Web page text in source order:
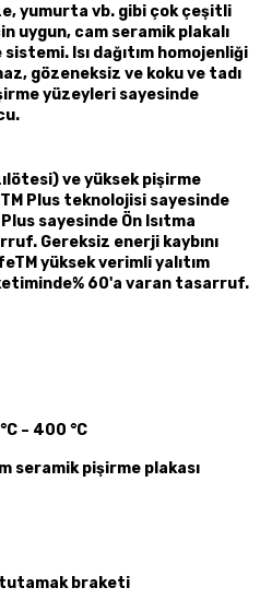
yumurta vb. gibi çok çeşitli
uygun, cam seramik plakalı
Isı dağıtım homojenliği
gözeneksiz ve koku ve tadı
yüzeyleri sayesinde
ve yüksek pişirme
Plus teknolojisi sayesinde
sayesinde Ön Isıtma
Gereksiz enerji kaybını
yüksek verimli yalıtım
60'a varan tasarruf.
– 400 °C
seramik pişirme plakası
tutamak braketi